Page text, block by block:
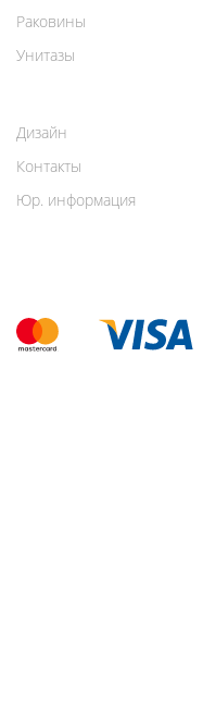
Раковины
Унитазы
Дизайн
Контакты
Юр. информация